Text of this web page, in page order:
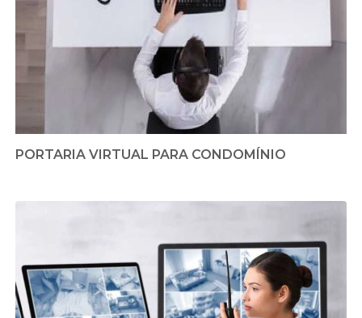
PORTARIA VIRTUAL PARA CONDOMÍNIO